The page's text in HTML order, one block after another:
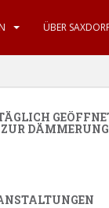
ÜBER
DÄMMERUNG